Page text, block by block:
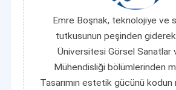
Emre Boşnak, teknolojiye ve
tutkusunun peşinden
Üniversitesi Görsel Sanatlar
Mühendisliği bölümlerinden
Tasarımın estetik gücünü